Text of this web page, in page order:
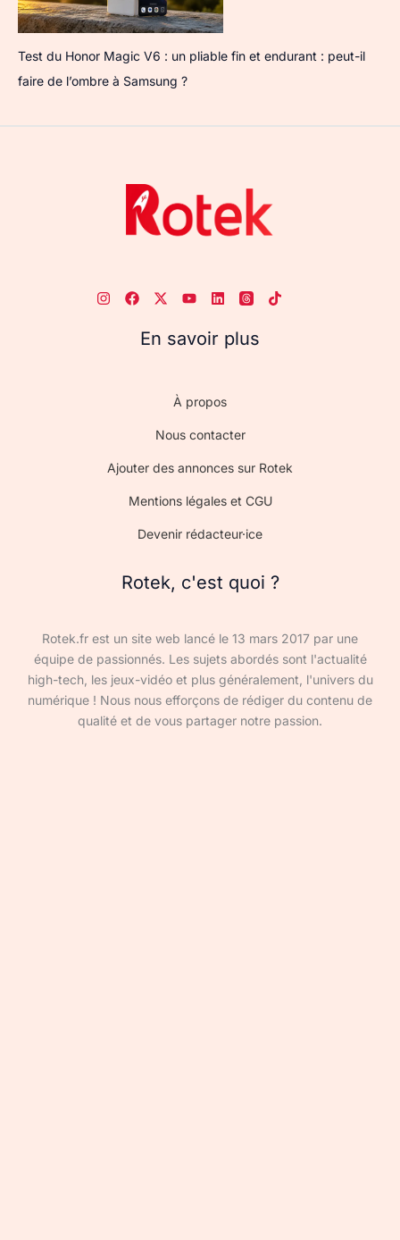
Test du Honor Magic V6 : un pliable fin et endurant : peut-il
faire de l’ombre à Samsung ?
En savoir plus
À propos
Nous contacter
Ajouter des annonces sur Rotek
Mentions légales et CGU
Devenir rédacteur·ice
Rotek, c'est quoi ?
Rotek.fr est un site web lancé le 13 mars 2017 par une
équipe de passionnés. Les sujets abordés sont l'actualité
high-tech, les jeux-vidéo et plus généralement, l'univers du
numérique ! Nous nous efforçons de rédiger du contenu de
qualité et de vous partager notre passion.